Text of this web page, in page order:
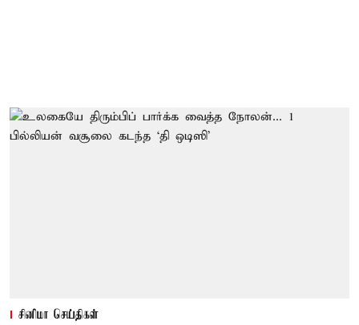
சினிமா செய்திகள்